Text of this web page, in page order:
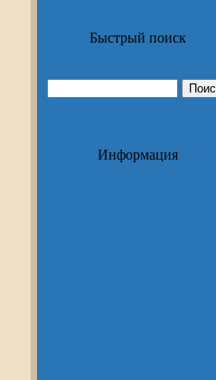
Быстрый поиск
Информация